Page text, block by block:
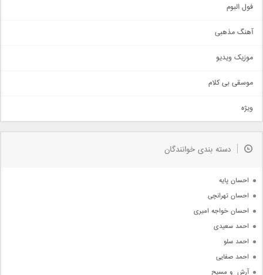
اجتماعی
حماسی
سنتی
اهنگ بندرعباسی
دمو
مذهبی
جدیدترین ها
فول البوم
آهنگ مذهبی
موزیک ویدیو
موسقی بی کلام
ویژه
دسته بندی خوانندگان
احسان پایه
احسان تهرانچی
احسان خواجه امیری
احمد سعیدی
احمد سلو
احمد صفایی
آرش  و مسیح